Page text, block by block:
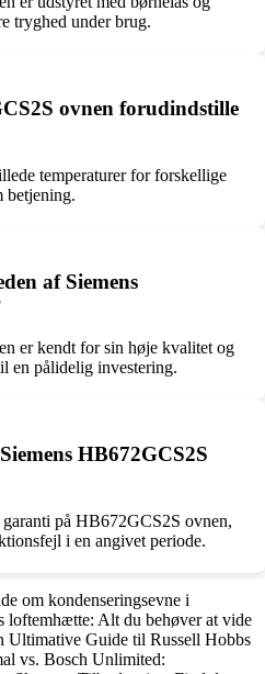
tryghed under brug.
ovnen forudindstille
temperaturer for forskellige
betjening.
af Siemens
er kendt for sin høje kvalitet og
en pålidelig investering.
HB672GCS2S
på HB672GCS2S ovnen,
i en angivet periode.
om kondenseringsevne i
loftemhætte: Alt du behøver at vide
Ultimative Guide til Russell Hobbs
vs. Bosch Unlimited: